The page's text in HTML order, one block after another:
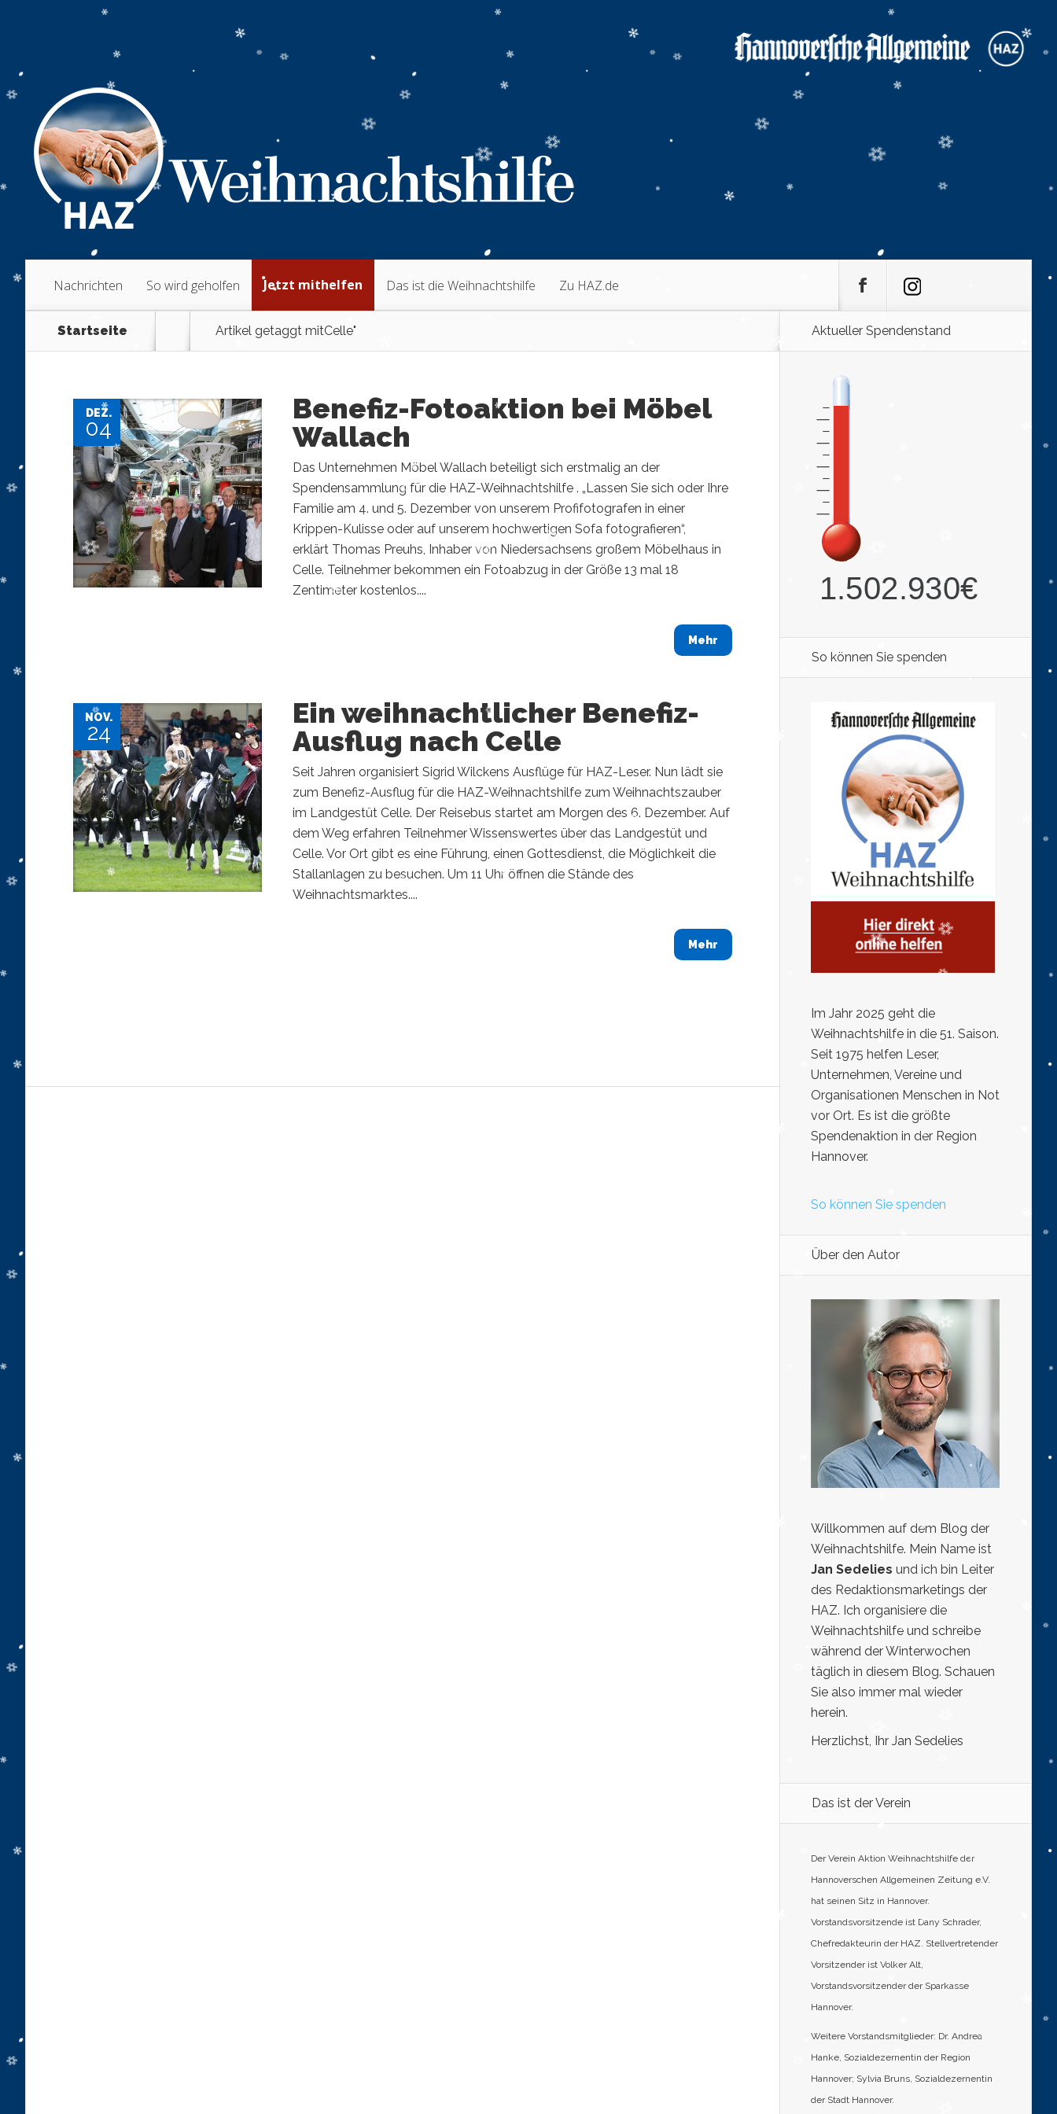
Nachrichten So wird geholfen Jetzt mithelfen Das ist die Weihnachtshilfe Zu HAZ.de
Startseite Artikel getaggt mitCelle"
DEZ.
04
Benefiz-Fotoaktion bei Möbel
Wallach
Das Unternehmen Möbel Wallach beteiligt sich erstmalig an der
Spendensammlung für die HAZ-Weihnachtshilfe . „Lassen Sie sich oder Ihre
Familie am 4. und 5. Dezember von unserem Profifotografen in einer
Krippen-Kulisse oder auf unserem hochwertigen Sofa fotografieren“,
erklärt Thomas Preuhs, Inhaber von Niedersachsens großem Möbelhaus in
Celle. Teilnehmer bekommen ein Fotoabzug in der Größe 13 mal 18
Zentimeter kostenlos....
Mehr
NOV.
24
Ein weihnachtlicher Benefiz-
Ausflug nach Celle
Seit Jahren organisiert Sigrid Wilckens Ausflüge für HAZ-Leser. Nun lädt sie
zum Benefiz-Ausflug für die HAZ-Weihnachtshilfe zum Weihnachtszauber
im Landgestüt Celle. Der Reisebus startet am Morgen des 6. Dezember. Auf
dem Weg erfahren Teilnehmer Wissenswertes über das Landgestüt und
Celle. Vor Ort gibt es eine Führung, einen Gottesdienst, die Möglichkeit die
Stallanlagen zu besuchen. Um 11 Uhr öffnen die Stände des
Weihnachtsmarktes....
Mehr
Aktueller Spendenstand
So können Sie spenden
Im Jahr 2025 geht die
Weihnachtshilfe in die 51. Saison.
Seit 1975 helfen Leser,
Unternehmen, Vereine und
Organisationen Menschen in Not
vor Ort. Es ist die größte
Spendenaktion in der Region
Hannover.
So können Sie spenden
Über den Autor
Willkommen auf dem Blog der
Weihnachtshilfe. Mein Name ist
Jan Sedelies und ich bin Leiter
des Redaktionsmarketings der
HAZ. Ich organisiere die
Weihnachtshilfe und schreibe
während der Winterwochen
täglich in diesem Blog. Schauen
Sie also immer mal wieder
herein.
Herzlichst, Ihr Jan Sedelies
Das ist der Verein
Der Verein Aktion Weihnachtshilfe der
Hannoverschen Allgemeinen Zeitung e.V.
hat seinen Sitz in Hannover.
Vorstandsvorsitzende ist Dany Schrader,
Chefredakteurin der HAZ. Stellvertretender
Vorsitzender ist Volker Alt,
Vorstandsvorsitzender der Sparkasse
Hannover.
Weitere Vorstandsmitglieder: Dr. Andrea
Hanke, Sozialdezernentin der Region
Hannover; Sylvia Bruns, Sozialdezernentin
der Stadt Hannover.